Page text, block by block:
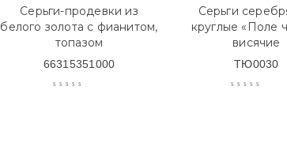
Серьги-продевки из
белого золота с фианитом,
топазом
66315351000
Серьги
круглые «Поле
висячие
ТЮ0030